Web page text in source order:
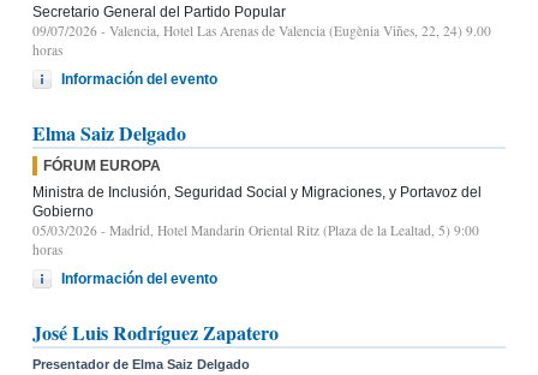
Secretario General del Partido Popular
09/07/2026 - Valencia, Hotel Las Arenas de Valencia (Eugènia Viñes, 22, 24) 9.00
horas
Información del evento
Elma Saiz Delgado
FÓRUM EUROPA
Ministra de Inclusión, Seguridad Social y Migraciones, y Portavoz del
Gobierno
05/03/2026 - Madrid, Hotel Mandarin Oriental Ritz (Plaza de la Lealtad, 5) 9:00
horas
Información del evento
José Luis Rodríguez Zapatero
Presentador de Elma Saiz Delgado